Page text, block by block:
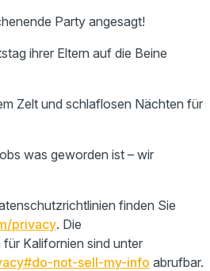
Party angesagt!
ihrer Eltern auf die Beine
Zelt und schlaflosen Nächten für
was geworden ist – wir
finden Sie
privacy. Die
Kalifornien sind unter
not-sell-my-info abrufbar.